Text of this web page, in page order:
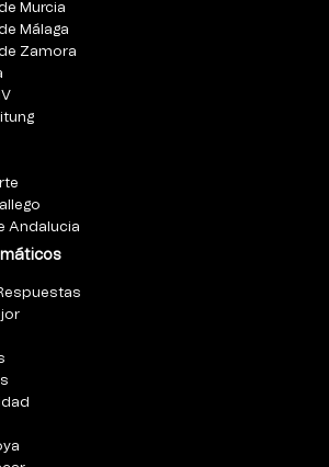
Murcia
Málaga
Zamora
Andalucia